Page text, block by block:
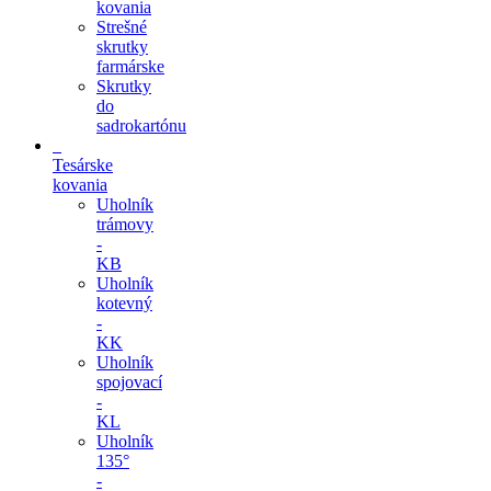
kovania
Strešné
skrutky
farmárske
Skrutky
do
sadrokartónu
Tesárske
kovania
Uholník
trámovy
-
KB
Uholník
kotevný
-
KK
Uholník
spojovací
-
KL
Uholník
135°
-